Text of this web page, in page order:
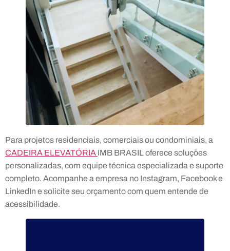
Para projetos residenciais, comerciais ou condominiais, a
CADEIRA ELEVATÓRIA IMB BRASIL oferece soluções
personalizadas, com equipe técnica especializada e suporte
completo. Acompanhe a empresa no Instagram, Facebook e
LinkedIn e solicite seu orçamento com quem entende de
acessibilidade.